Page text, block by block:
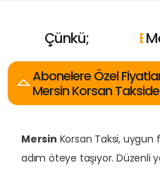
Çünkü; En
Enİ
En
Abonelere Özel
Mersin Korsan
Mersin Korsan Taksi, uygun
adım öteye taşıyor. Düzenli